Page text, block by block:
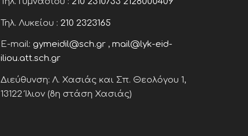
Τηλ. Λυκείου : 210 2323165
E-mail: gymeidil@sch.gr ,mail@lyk-eid-
iliou.att.sch.gr
Διεύθυνση: Λ. Χασιάς και Σπ. Θεολόγου 1,
13122 Ίλιον (8η στάση Χασιάς)